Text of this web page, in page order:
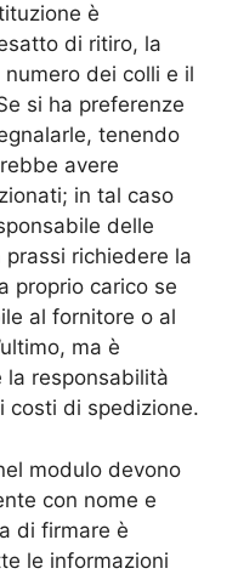
è
di ritiro, la
dei colli e il
si ha preferenze
tenendo
avere
in tal caso
delle
richiedere la
proprio carico se
al fornitore o al
ma è
responsabilità
costi di spedizione.
modulo devono
con nome e
di firmare è
le informazioni